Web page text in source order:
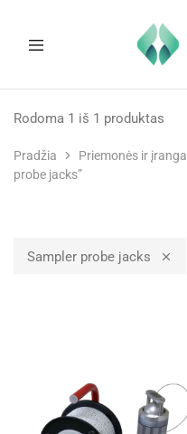
ir
medicininė
Pradžia Priemonės ir įranga
probe jacks”
Rodoma 1 iš 1 produktas
Sampler probe jacks